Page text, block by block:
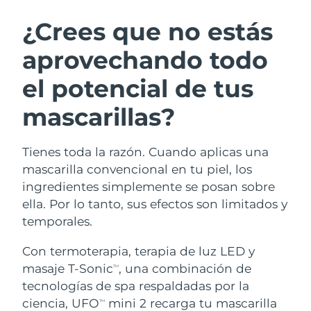
¿Crees que no estás
aprovechando todo
el potencial de tus
mascarillas?
Tienes toda la razón. Cuando aplicas una
mascarilla convencional en tu piel, los
ingredientes simplemente se posan sobre
ella. Por lo tanto, sus efectos son limitados y
temporales.
Con termoterapia, terapia de luz LED y
masaje T-SonicTM, una combinación de
tecnologías de spa respaldadas por la
ciencia, UFOTM
mini 2 recarga tu mascarilla
Limpieza facial
LUNA™ 4 pack
Anti-aging massage
LUNA™ 4 Plus
Massage, LED heating
LUNA™ 4 Men
For men, anti-aging massage
Lifting facial
BEAR™ 2 pack
Microcurrent toning
BEAR™ 2 go
Microcurrent toning on-the-go
BEAR™ 2 eyes & lips
Microcurrent line smoothing device
Hidratación
UFO™ 3 pack
Deep facial hydration
UFO™ 3 LED
Near-infrared and red light therapy
device
Cuidado bucal
issa™ 4
Hybrid silicone sonic toothbrush
issa™ 4 plus
Smart hybrid silicone sonic toothbrush
TRATAMIENTO ANTIEDAD FAQ™
Antiedad Tratamientos LED
Austria Entrega prevista8/10/26
Baréin Entrega prevista8/11/26
Bélgica Entrega prevista
Bermudas
Bosnia y Herzegovina Entrega prevista8/13/26
Brunéi Entrega prevista8/15/26
Bulgaria
Canadá Entrega prevista8/14/26
Chile Entrega prevista